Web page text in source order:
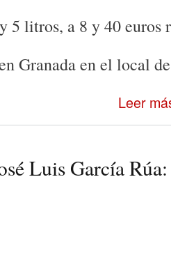
5 litros, a 8 y 40 euros
Granada en el local
Leer
Luis García